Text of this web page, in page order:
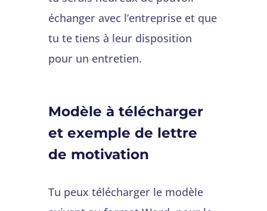
échanger avec l’entreprise et que
tu te tiens à leur disposition
pour un entretien.
Modèle à télécharger
et exemple de lettre
de motivation
Tu peux télécharger le modèle